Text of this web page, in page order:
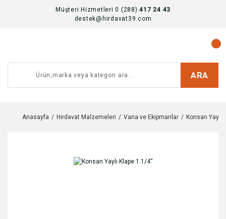
Müşteri Hizmetleri 0 (288)417 24 43
destek@hirdavat39.com
ARA
Anasayfa Hırdavat Malzemeleri Vana ve Ekipmanlar Konsan Yaylı